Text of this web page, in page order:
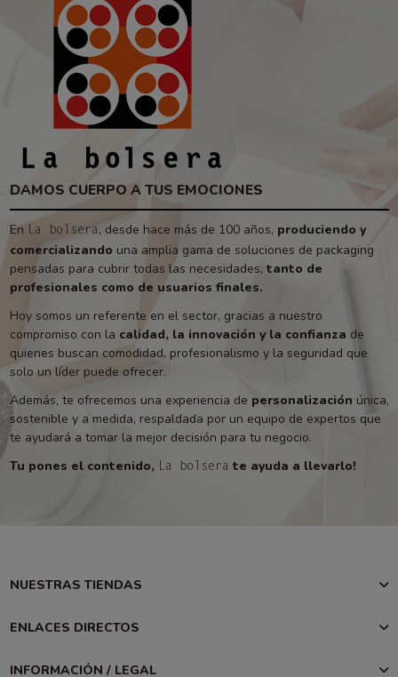
DAMOS CUERPO A TUS EMOCIONES
En La bolsera, desde hace más de 100 años, produciendo y
comercializando una amplia gama de soluciones de packaging
pensadas para cubrir todas las necesidades, tanto de
profesionales como de usuarios finales.
Hoy somos un referente en el sector, gracias a nuestro
compromiso con la calidad, la innovación y la confianza de
quienes buscan comodidad, profesionalismo y la seguridad que
solo un líder puede ofrecer.
Además, te ofrecemos una experiencia de personalización única,
sostenible y a medida, respaldada por un equipo de expertos que
te ayudará a tomar la mejor decisión para tu negocio.
Tu pones el contenido, La bolsera te ayuda a llevarlo!
NUESTRAS TIENDAS
ENLACES DIRECTOS
INFORMACIÓN / LEGAL